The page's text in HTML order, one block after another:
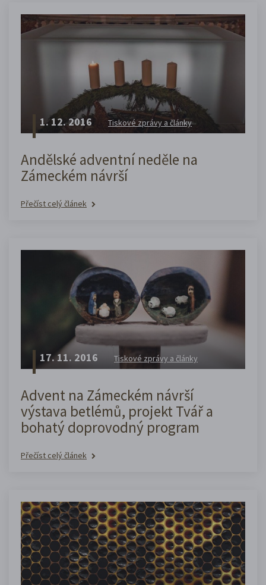
1. 12. 2016 Tiskové zprávy a články
Andělské adventní neděle na
Zámeckém návrší
Přečíst celý článek
17. 11. 2016 Tiskové zprávy a články
Advent na Zámeckém návrší
výstava betlémů, projekt Tvář a
bohatý doprovodný program
Přečíst celý článek